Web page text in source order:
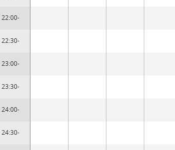
22:00-
22:30-
23:00-
23:30-
24:00-
24:30-